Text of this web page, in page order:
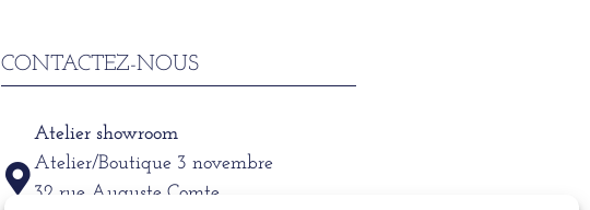
CONTACTEZ-NOUS
Atelier showroom
Atelier/Boutique 3 novembre
32 rue Auguste Comte